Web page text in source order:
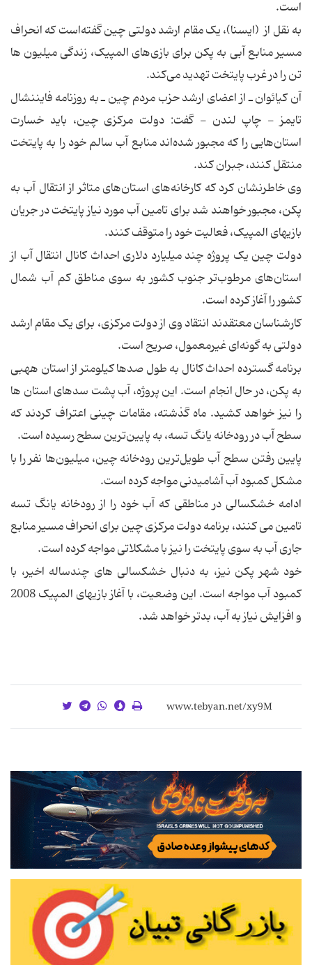
‌است.
به نقل از (ایسنا)، یک مقام ارشد دولتی چین گفته‌است که انحراف
مسیر منابع آبی به پکن برای بازی‌های المپیک، زندگی میلیون ها
تن را در غرب پایتخت تهدید می‌کند.
آن کیائوان ـ از اعضای ارشد حزب مردم چین ـ به روزنامه فایننشال
تایمز - چاپ لندن - گفت: دولت مرکزی چین، باید خسارت
استان‌هایی را که مجبور شده‌اند منابع آب سالم خود را به پایتخت
منتقل کنند، جبران کند.
وی خاطرنشان کرد که کارخانه‌های استان‌های متاثر از انتقال آب به
پکن، مجبور خواهند شد برای تامین آب مورد نیاز پایتخت در جریان
بازیهای المپیک، فعالیت خود را متوقف کنند.
دولت چین یک پروژه چند میلیارد دلاری احداث کانال انتقال آب از
استان‌های مرطوب‌تر جنوب کشور به سوی مناطق کم آب شمال
کشور را آغاز کرده است.
كارشناسان معتقدند انتقاد وی از دولت مرکزی، برای یک مقام ارشد
دولتی به گونه‌ای غیرمعمول، صریح است.
برنامه گسترده احداث کانال به طول صدها کیلومتر از استان هه‎بی
به پکن، در حال انجام است. این پروژه، آب پشت سدهای استان ها
را نیز خواهد کشید. ماه گذشته، مقامات چینی اعتراف کردند که
سطح آب در رودخانه یانگ تسه، به پایین‌ترین سطح رسیده است.
پایین رفتن سطح آب طویل‌ترین رودخانه چین، میلیون‌ها نفر را با
مشکل کمبود آب آشامیدنی مواجه کرده است.
ادامه خشکسالی در مناطقی که آب خود را از رودخانه یانگ تسه
تامین می کنند، برنامه دولت مرکزی چین برای انحراف مسیر منابع
جاری آب به سوی پایتخت را نیز با مشکلاتی مواجه کرده است.
خود شهر پکن نیز، به دنبال خشکسالی های چندساله اخیر، با
کمبود آب مواجه است. این وضعیت، با آغاز بازیهای المپیک 2008
و افزایش نیاز به آب، بدتر خواهد شد.